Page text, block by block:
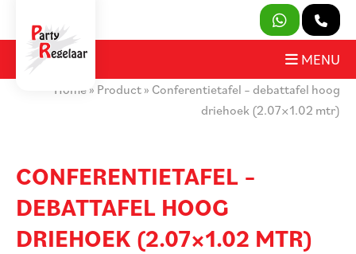
SLUITEN
HUURVOORWAARDEN
MENU
Home » Product » Conferentietafel – debattafel hoog
driehoek (2.07×1.02 mtr)
CONFERENTIETAFEL –
DEBATTAFEL HOOG
DRIEHOEK (2.07×1.02 MTR)